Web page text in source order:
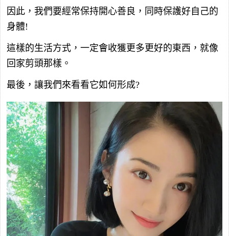
因此，我們要經常保持開心善良，同時保護好自己的
身體!
這樣的生活方式，一定會收獲更多更好的東西，就像
回家剪頭那樣。
最後，讓我們來看看它如何形成?